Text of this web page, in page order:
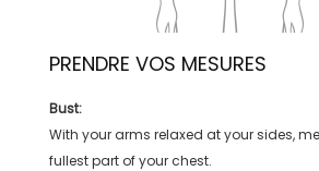
PRENDRE VOS MESURES
Bust:
With your arms relaxed at your sides,
fullest part of your chest.